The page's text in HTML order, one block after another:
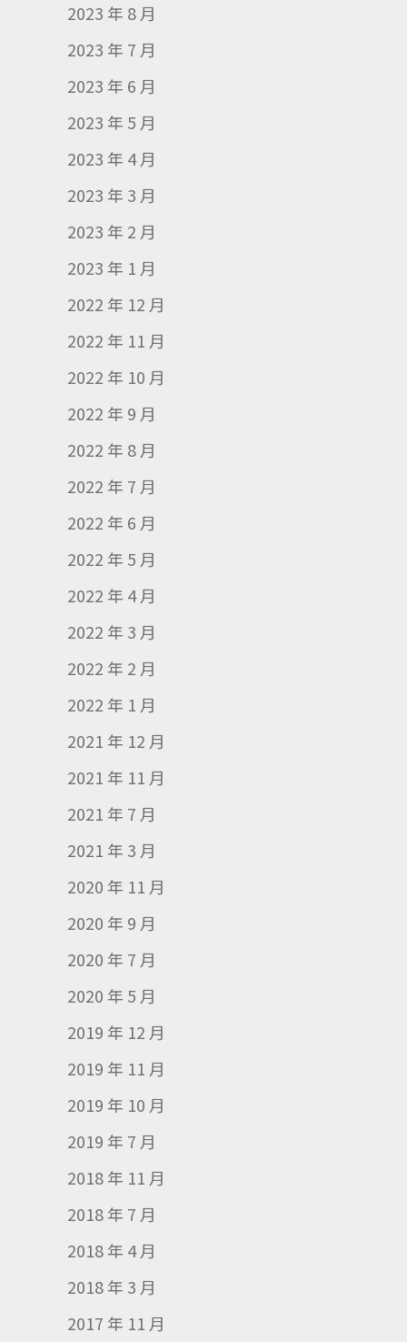
2023 年 8 月
2023 年 7 月
2023 年 6 月
2023 年 5 月
2023 年 4 月
2023 年 3 月
2023 年 2 月
2023 年 1 月
2022 年 12 月
2022 年 11 月
2022 年 10 月
2022 年 9 月
2022 年 8 月
2022 年 7 月
2022 年 6 月
2022 年 5 月
2022 年 4 月
2022 年 3 月
2022 年 2 月
2022 年 1 月
2021 年 12 月
2021 年 11 月
2021 年 7 月
2021 年 3 月
2020 年 11 月
2020 年 9 月
2020 年 7 月
2020 年 5 月
2019 年 12 月
2019 年 11 月
2019 年 10 月
2019 年 7 月
2018 年 11 月
2018 年 7 月
2018 年 4 月
2018 年 3 月
2017 年 11 月